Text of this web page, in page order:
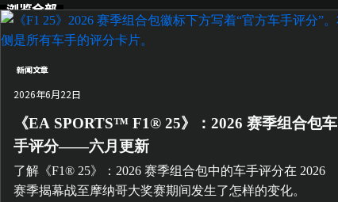
浏览全部
新闻文章
2026年6月22日
《EA SPORTS™ F1® 25》：2026 赛季组合包车
手评分——六月更新
了解《F1® 25》：2026 赛季组合包中的车手评分在 2026
赛季揭幕战至摩纳哥大奖赛期间发生了怎样的变化。